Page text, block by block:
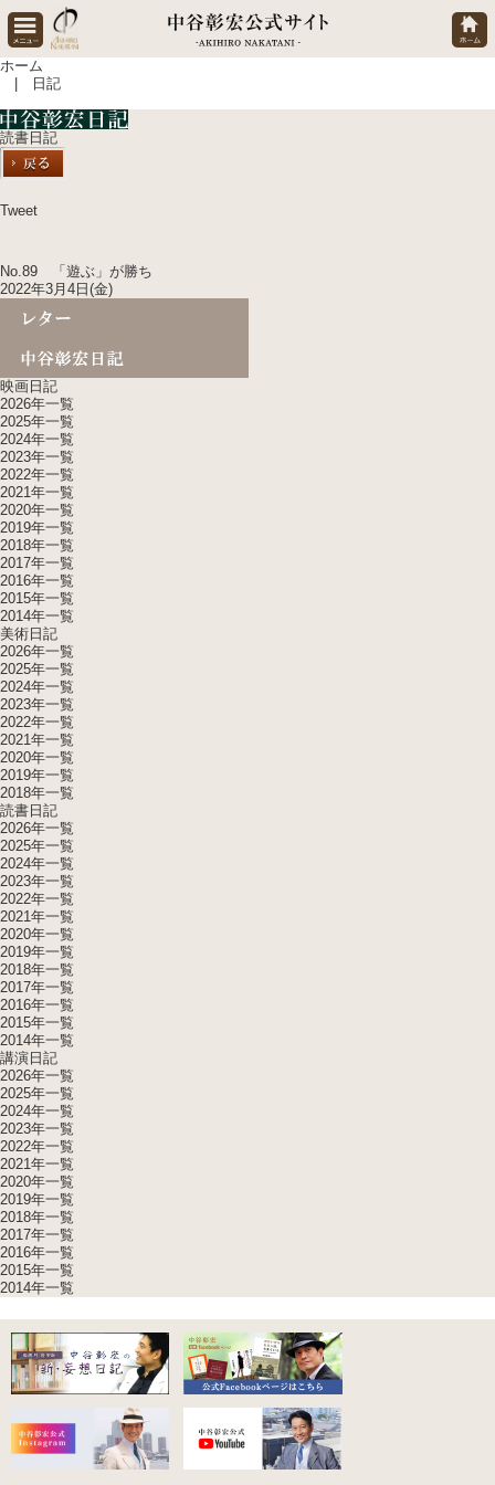
ホーム
| 日記
読書日記
Tweet
No.89 「遊ぶ」が勝ち
2022年3月4日(金)
映画日記
2026年一覧
2025年一覧
2024年一覧
2023年一覧
2022年一覧
2021年一覧
2020年一覧
2019年一覧
2018年一覧
2017年一覧
2016年一覧
2015年一覧
2014年一覧
美術日記
2026年一覧
2025年一覧
2024年一覧
2023年一覧
2022年一覧
2021年一覧
2020年一覧
2019年一覧
2018年一覧
読書日記
2026年一覧
2025年一覧
2024年一覧
2023年一覧
2022年一覧
2021年一覧
2020年一覧
2019年一覧
2018年一覧
2017年一覧
2016年一覧
2015年一覧
2014年一覧
講演日記
2026年一覧
2025年一覧
2024年一覧
2023年一覧
2022年一覧
2021年一覧
2020年一覧
2019年一覧
2018年一覧
2017年一覧
2016年一覧
2015年一覧
2014年一覧